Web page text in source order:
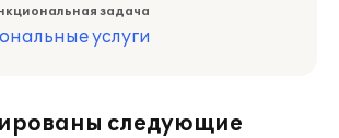
задача
услуги
следующие